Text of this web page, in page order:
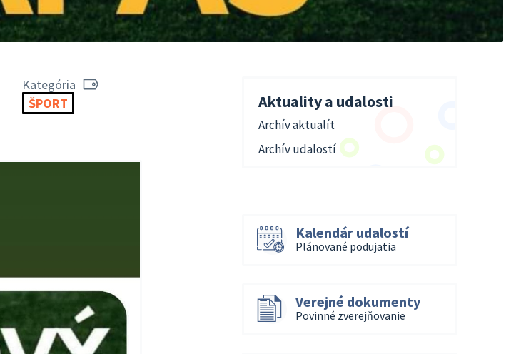
Kategória
ŠPORT
Aktuality a udalosti
Archív aktualít
Archív udalostí
Kalendár udalostí
Plánované podujatia
Verejné dokumenty
Povinné zverejňovanie